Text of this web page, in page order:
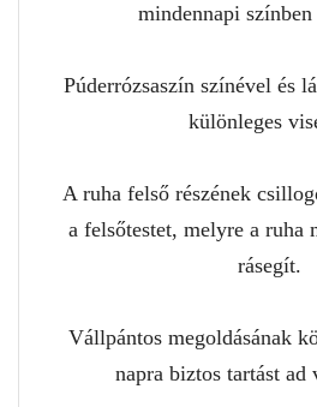
mindennapi
Púderrózsaszín színével és
különleges
A ruha felső részének
a felsőtestet, melyre a ruha
rásegít.
Vállpántos megoldásának
napra biztos tartást ad